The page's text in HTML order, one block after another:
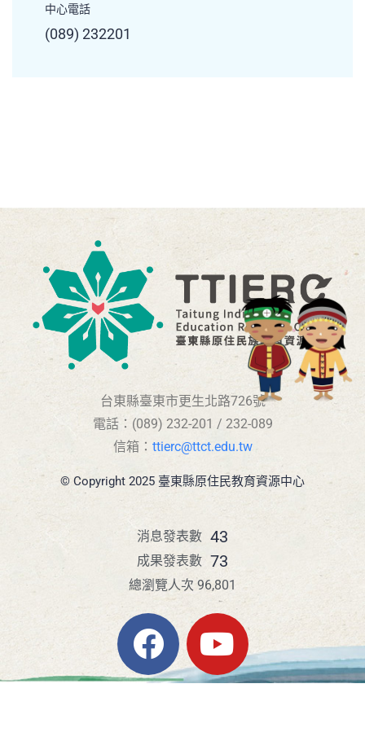
中心電話
(089) 232201
台東縣臺東市更生北路726號
電話：(089) 232-201 / 232-089
信箱： ttierc@ttct.edu.tw
© Copyright 2025 臺東縣原住民教育資源中心
43
消息發表數
73
成果發表數
總瀏覽人次 96,801